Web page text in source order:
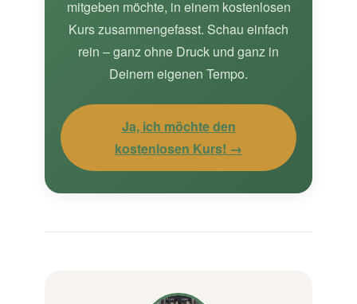
mitgeben möchte, in einem kostenlosen
Kurs zusammengefasst. Schau einfach
rein – ganz ohne Druck und ganz in
Deinem eigenen Tempo.
Ja, ich möchte den
kostenlosen Kurs! →